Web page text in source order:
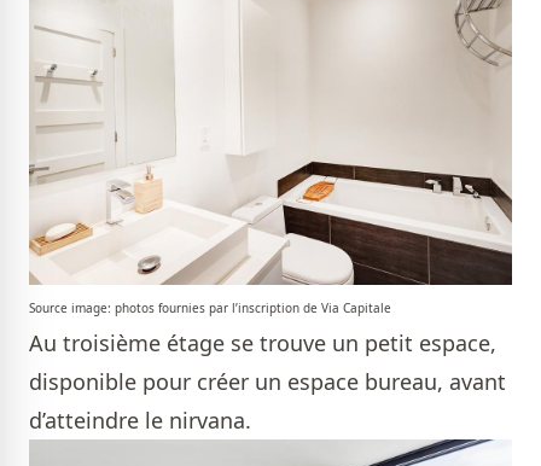
Source image: photos fournies par l’inscription de Via Capitale
Au troisième étage se trouve un petit espace,
disponible pour créer un espace bureau, avant
d’atteindre le nirvana.